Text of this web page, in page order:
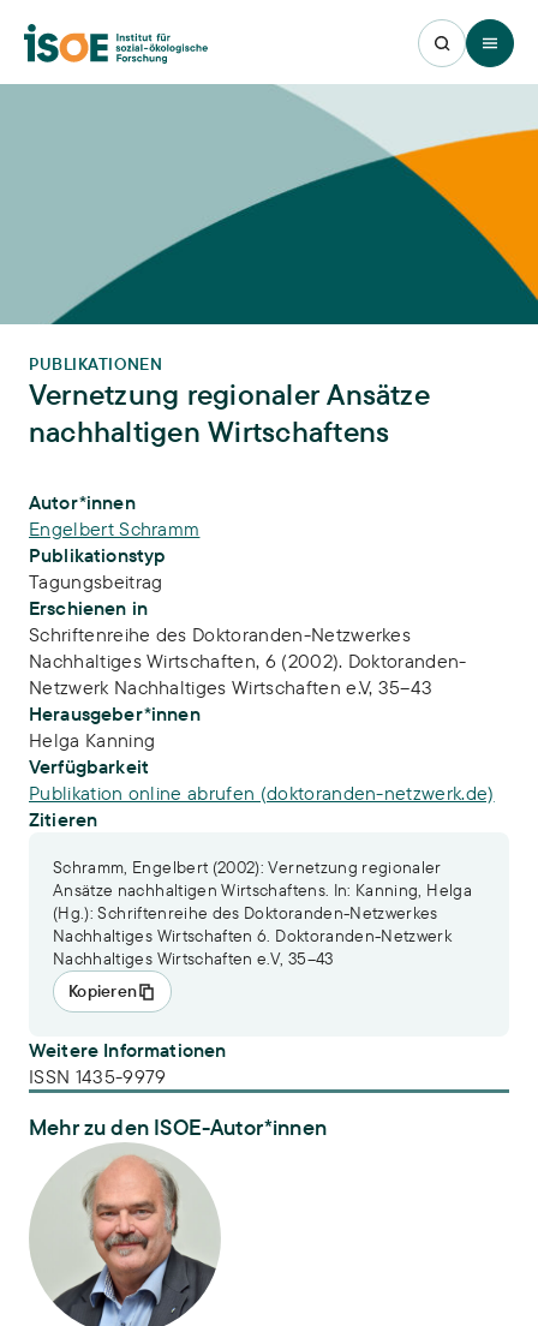
Open
PUBLIKATIONEN
Vernetzung regionaler Ansätze
nachhaltigen Wirtschaftens
Publikations-Infos
Autor*innen
Engelbert Schramm
Publikationstyp
Tagungsbeitrag
Erschienen in
Schriftenreihe des Doktoranden-Netzwerkes
Nachhaltiges Wirtschaften, 6 (2002). Doktoranden-
Netzwerk Nachhaltiges Wirtschaften e.V, 35–43
Herausgeber*innen
Helga Kanning
Verfügbarkeit
Publikation online abrufen (doktoranden-netzwerk.de)
Zitieren
Schramm, Engelbert (2002): Vernetzung regionaler
Ansätze nachhaltigen Wirtschaftens. In: Kanning, Helga
(Hg.): Schriftenreihe des Doktoranden-Netzwerkes
Nachhaltiges Wirtschaften 6. Doktoranden-Netzwerk
Nachhaltiges Wirtschaften e.V, 35–43
Kopieren
Weitere Informationen
ISSN 1435-9979
Mehr zu den ISOE-Autor*innen
Dr. Engelbert Schramm